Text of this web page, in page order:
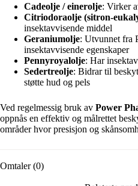
Cadeolje / einerolje: Virker
Citriodoraolje (sitron-
insektavvisende middel
Geraniumolje: Utvunnet fra
insektavvisende egenskaper
Pennyroyalolje: Har
Sedertreolje: Bidrar til
støtte hud og pels
Ved regelmessig bruk av Power
oppnås en effektiv og målrettet
områder hvor presisjon og
Omtaler (0)